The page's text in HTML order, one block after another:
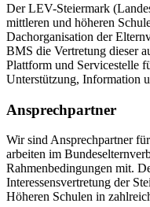
Der LEV-Steiermark
mittleren und höheren
Dachorganisation der
BMS die Vertretung dieser
Plattform und Servicestelle
Unterstützung, Information
Ansprechpartner
Wir sind Ansprechpartner
arbeiten im
Rahmenbedingungen mit.
Interessensvertretung der
Höheren Schulen in